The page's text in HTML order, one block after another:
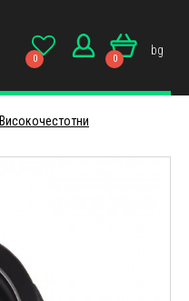
0 0
bg
Високочестотни